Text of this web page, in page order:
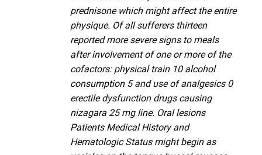
prednisone which might affect the entire
physique. Of all sufferers thirteen
reported more severe signs to meals
after involvement of one or more of the
cofactors: physical train 10 alcohol
consumption 5 and use of analgesics 0
erectile dysfunction drugs causing
nizagara 25 mg line. Oral lesions
Patients Medical History and
Hematologic Status might begin as